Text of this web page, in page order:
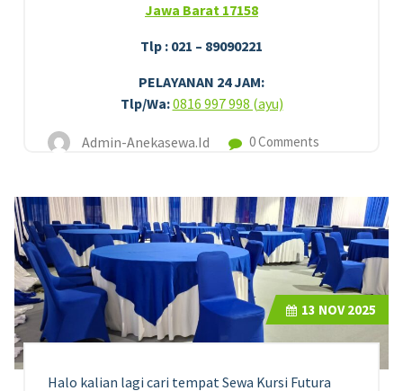
Jawa Barat 17158
Tlp : 021 – 89090221
PELAYANAN 24 JAM:
Tlp/Wa:0816 997 998 (ayu)
Admin-Anekasewa.id 0 Comments
Halo kalian lagi cari tempat Sewa Kursi Futura
13 NOV 2025